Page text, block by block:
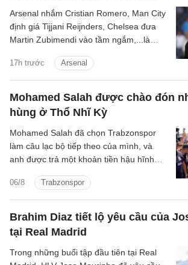
17h trước Arsenal
Arsenal nhắm Cristian Romero, Man City
định giá Tijjani Reijnders, Chelsea đưa
Martin Zubimendi vào tầm ngắm,...là
tin bóng đá sáng 31/7.
Mohamed Salah được chào đón
hùng ở Thổ Nhĩ Kỳ
06/8 Trabzonspor
Mohamed Salah đã chọn Trabzonspor
làm câu lạc bộ tiếp theo của mình, và
anh được trả một khoản tiền hậu hĩnh
Brahim Diaz tiết lộ yêu cầu của
tại Real Madrid
Trong những buổi tập đầu tiên tại Real